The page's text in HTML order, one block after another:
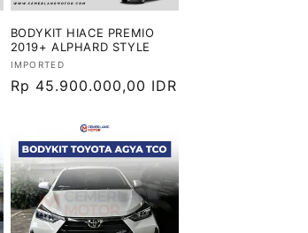
BODYKIT HIACE PREMIO
2019+ ALPHARD STYLE
Vendor:
IMPORTED
Harga
Rp 45.900.000,00 IDR